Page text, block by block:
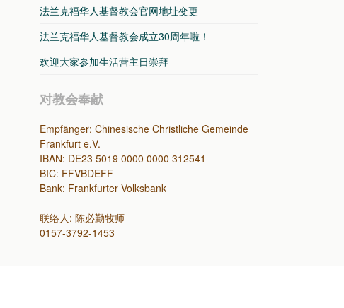
法兰克福华人基督教会官网地址变更
法兰克福华人基督教会成立30周年啦！
欢迎大家参加生活营主日崇拜
对教会奉献
Empfänger: Chinesische Christliche Gemeinde
Frankfurt e.V.
IBAN: DE23 5019 0000 0000 312541
BIC: FFVBDEFF
Bank: Frankfurter Volksbank
联络人: 陈必勤牧师
0157-3792-1453